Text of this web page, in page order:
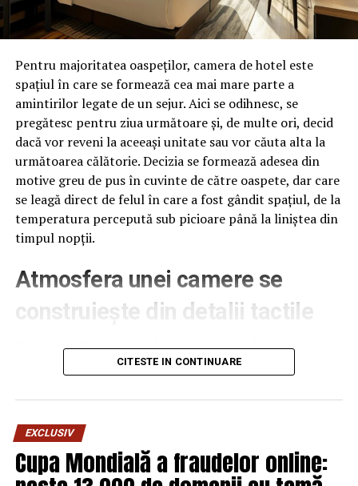
Pentru majoritatea oaspeților, camera de hotel este
spațiul în care se formează cea mai mare parte a
amintirilor legate de un sejur. Aici se odihnesc, se
pregătesc pentru ziua următoare și, de multe ori, decid
dacă vor reveni la aceeași unitate sau vor căuta alta la
următoarea călătorie. Decizia se formează adesea din
motive greu de pus în cuvinte de către oaspete, dar care
se leagă direct de felul în care a fost gândit spațiul, de la
temperatura percepută sub picioare până la liniștea din
timpul nopții.
Atmosfera unei camere se
construiește din detalii tactile
Contactul direct cu pardoseala este una dintre primele
senzații fizice pe care le are un oaspete atunci când
pe drum, seara târziu. Textura și moliciunea potrivite,
oferite democheta hotel
care este percepută o cameră, chiar dacă restul
mobilierului rămâne identic de la o unitate la alta din
același lanț hotelier internațional.
CITESTE IN CONTINUARE
EXCLUSIV
Cupa Mondială a fraudelor online: